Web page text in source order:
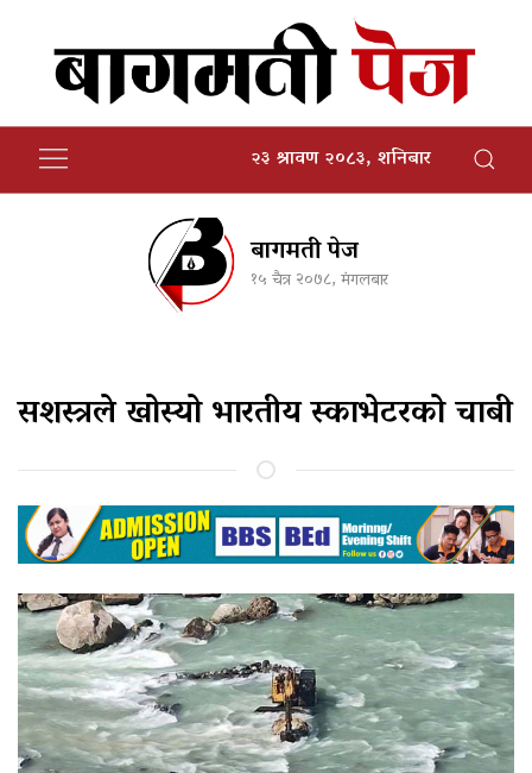
२३ श्रावण २०८३, शनिबार
बागमती पेज
१५ चैत्र २०७८, मंगलबार
सशस्त्रले खोस्यो भारतीय स्काभेटरको चाबी